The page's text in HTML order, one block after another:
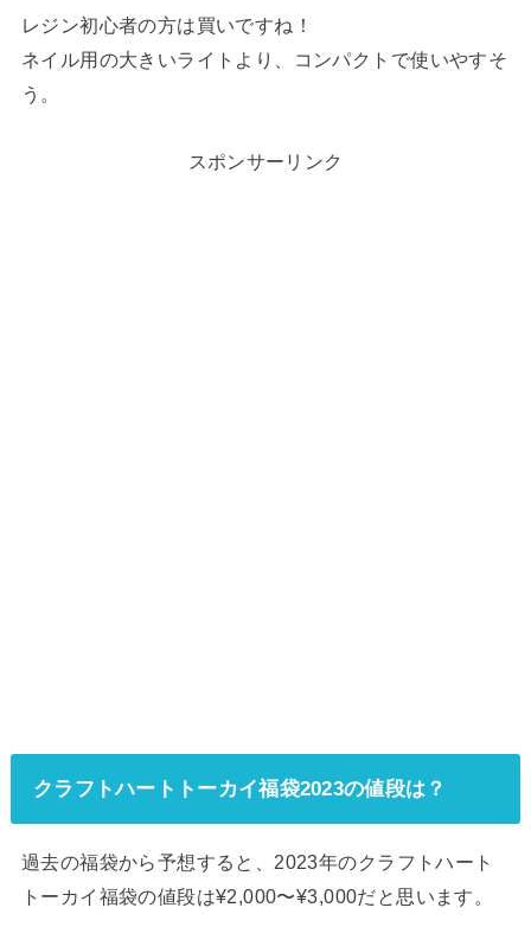
レジン初心者の方は買いですね！
ネイル用の大きいライトより、コンパクトで使いやすそ
う。
スポンサーリンク
クラフトハートトーカイ福袋2023の値段は？
過去の福袋から予想すると、2023年のクラフトハート
トーカイ福袋の値段は¥2,000〜¥3,000だと思います。